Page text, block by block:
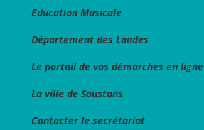
Education Musicale
Département des Landes
Le portail de vos démarches en ligne
La ville de Soustons
Contacter le secrétariat